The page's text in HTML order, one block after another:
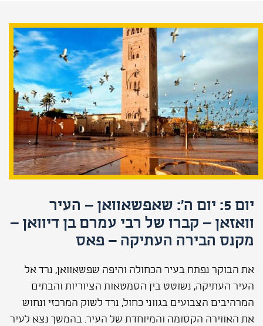
יום 5: יום ה': שאפשאוואן – העיר
וואזאן – קברו של רבי עמרם בן דיוואן –
מקנס הבירה העתיקה – פאס
את הבוקר נפתח בעיר הכחולה והיפה שפשאוואן, נרד אל
העיר העתיקה, נשוטט בין הסמטאות הציוריות והבתים
המרהיבים הצבועים בגווני כחול, נרד לשוק המרכזי ונחוש
את האווירה הקסומה והמיוחדת של העיר. בהמשך נצא לעיר